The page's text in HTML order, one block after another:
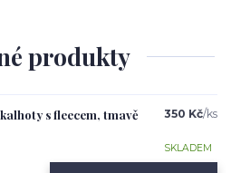
produkty
s fleecem, tmavě
350 Kč/ks
SKLADEM